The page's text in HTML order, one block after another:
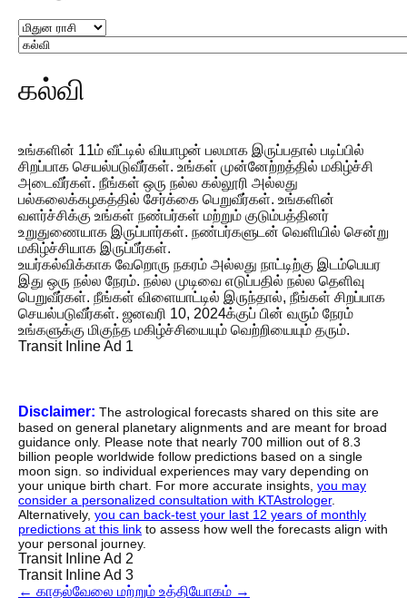
கல்வி
உங்களின் 11ம் வீட்டில் வியாழன் பலமாக இருப்பதால் படிப்பில்
சிறப்பாக செயல்படுவீர்கள். உங்கள் முன்னேற்றத்தில் மகிழ்ச்சி
அடைவீர்கள். நீங்கள் ஒரு நல்ல கல்லூரி அல்லது
பல்கலைக்கழகத்தில் சேர்க்கை பெறுவீர்கள். உங்களின்
வளர்ச்சிக்கு உங்கள் நண்பர்கள் மற்றும் குடும்பத்தினர்
உறுதுணையாக இருப்பார்கள். நண்பர்களுடன் வெளியில் சென்று
மகிழ்ச்சியாக இருப்பீர்கள்.
உயர்கல்விக்காக வேறொரு நகரம் அல்லது நாட்டிற்கு இடம்பெயர
இது ஒரு நல்ல நேரம். நல்ல முடிவை எடுப்பதில் நல்ல தெளிவு
பெறுவீர்கள். நீங்கள் விளையாட்டில் இருந்தால், நீங்கள் சிறப்பாக
செயல்படுவீர்கள். ஜனவரி 10, 2024க்குப் பின் வரும் நேரம்
உங்களுக்கு மிகுந்த மகிழ்ச்சியையும் வெற்றியையும் தரும்.
Transit Inline Ad 1
Disclaimer: The astrological forecasts shared on this site are
based on general planetary alignments and are meant for broad
guidance only. Please note that nearly 700 million out of 8.3
billion people worldwide follow predictions based on a single
moon sign. so individual experiences may vary depending on
your unique birth chart. For more accurate insights, you may
consider a personalized consultation with KTAstrologer.
Alternatively, you can back-test your last 12 years of monthly
predictions at this link to assess how well the forecasts align with
your personal journey.
Transit Inline Ad 2
Transit Inline Ad 3
← காதல்வேலை மற்றும் உத்தியோகம் →